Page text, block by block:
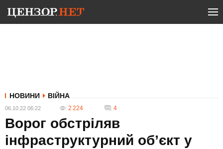
НОВИНИ ВІЙНА
06.10.22 06:22 2 224 4
Ворог обстріляв
інфраструктурний об’єкт у